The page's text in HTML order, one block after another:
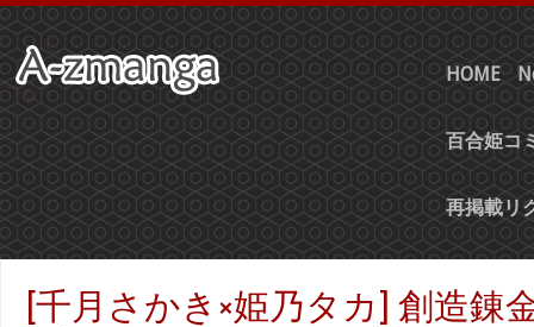
HOME
百合姫コ
再掲載リ
[千月さかき×姫乃タカ] 創造錬